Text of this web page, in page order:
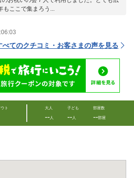
もここで集まろう...
べてのクチコミ・お客さまの声を見る
ト 大人
--人
子ども
--人
部屋数
--部屋